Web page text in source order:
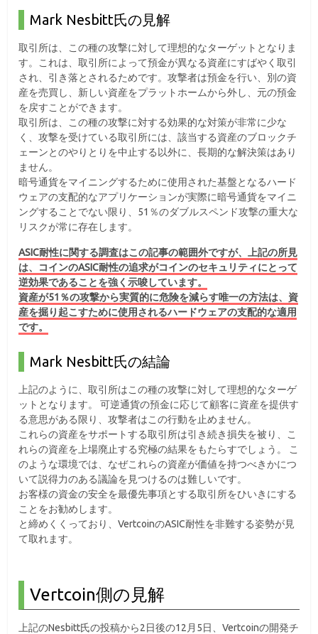
Mark Nesbitt氏の見解
取引所は、この種の攻撃に対して理想的なターゲットとなりま
す。これは、取引所によって預金が異なる資産にすばやく取引
され、引き落とされるためです。攻撃者は預金を行い、別の資
産を売買し、新しい資産をプラットホームから外し、元の預金
を戻すことができます。
取引所は、この種の攻撃に対する効果的な対策が非常に少な
く、攻撃を受けている取引所には、該当する資産のブロックチ
ェーンとのやりとりを中止する以外に、長期的な解決策はあり
ません。
暗号通貨をマイニングするために使用された基盤となるハード
ウェアの支配的なアプリケーションが実際に暗号通貨をマイニ
ングすることでない限り、51％のダブルスペンド攻撃の重大な
リスクが常に存在します。
ASIC耐性に関する調査はこの記事の範囲外ですが、上記の所見
は、コインのASIC耐性の追求がコインのセキュリティにとって
逆効果であることを強く示唆しています。
資産が51％の攻撃から実質的に危険を減らす唯一の方法は、資
産を掘り起こすために使用されるハードウェアの支配的な適用
です。
Mark Nesbitt氏の結論
上記のように、取引所はこの種の攻撃に対して理想的なターゲ
ットとなります。 可逆通貨の預金に応じて顧客に資産を提供す
る意思がある限り、攻撃者はこの行動を止めません。
これらの資産をサポートする取引所は引き続き損失を被り、こ
れらの資産を上場廃止する究極の結果をもたらすでしょう。 こ
のような環境では、なぜこれらの資産が価値を持つべきかにつ
いて説得力のある議論を見つけるのは難しいです。
お客様の資金の安全を最優先事項とする取引所をひいきにする
ことをお勧めします。
と締めくくっており、VertcoinのASIC耐性を非難する姿勢が見
て取れます。
Vertcoin側の見解
上記のNesbitt氏の投稿から2日後の12月5日、Vertcoinの開発チ